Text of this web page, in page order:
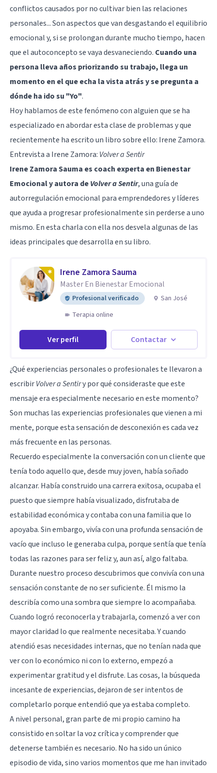
conflictos causados por no cultivar bien las relaciones
personales... Son aspectos que van desgastando el equilibrio
emocional y, si se prolongan durante mucho tiempo, hacen
que el autoconcepto se vaya desvaneciendo. Cuando una
persona lleva años priorizando su trabajo, llega un
momento en el que echa la vista atrás y se pregunta a
dónde ha ido su "Yo".
Hoy hablamos de este fenómeno con alguien que se ha
especializado en abordar esta clase de problemas y que
recientemente ha escrito un libro sobre ello: Irene Zamora.
Entrevista a Irene Zamora: Volver a Sentir
Irene Zamora Sauma es coach experta en Bienestar
Emocional y autora deVolver a Sentir, una guía de
autorregulación emocional para emprendedores y líderes
que ayuda a progresar profesionalmente sin perderse a uno
mismo. En esta charla con ella nos desvela algunas de las
ideas principales que desarrolla en su libro.
Irene Zamora Sauma
Master En Bienestar Emocional
Profesional verificado
San José
Terapia online
Ver perfil Contactar
¿Qué experiencias personales o profesionales te llevaron a
escribirVolver a Sentiry por qué consideraste que este
mensaje era especialmente necesario en este momento?
Son muchas las experiencias profesionales que vienen a mi
mente, porque esta sensación de desconexión es cada vez
más frecuente en las personas.
Recuerdo especialmente la conversación con un cliente que
tenía todo aquello que, desde muy joven, había soñado
alcanzar. Había construido una carrera exitosa, ocupaba el
puesto que siempre había visualizado, disfrutaba de
estabilidad económica y contaba con una familia que lo
apoyaba. Sin embargo, vivía con una profunda sensación de
vacío que incluso le generaba culpa, porque sentía que tenía
todas las razones para ser feliz y, aun así, algo faltaba.
Durante nuestro proceso descubrimos que convivía con una
sensación constante de no ser suficiente. Él mismo la
describía como una sombra que siempre lo acompañaba.
Cuando logró reconocerla y trabajarla, comenzó a ver con
mayor claridad lo que realmente necesitaba. Y cuando
atendió esas necesidades internas, que no tenían nada que
ver con lo económico ni con lo externo, empezó a
experimentar gratitud y el disfrute. Las cosas, la búsqueda
incesante de experiencias, dejaron de ser intentos de
completarlo porque entendió que ya estaba completo.
A nivel personal, gran parte de mi propio camino ha
consistido en soltar la voz crítica y comprender que
detenerse también es necesario. No ha sido un único
episodio de vida, sino varios momentos que me han invitado